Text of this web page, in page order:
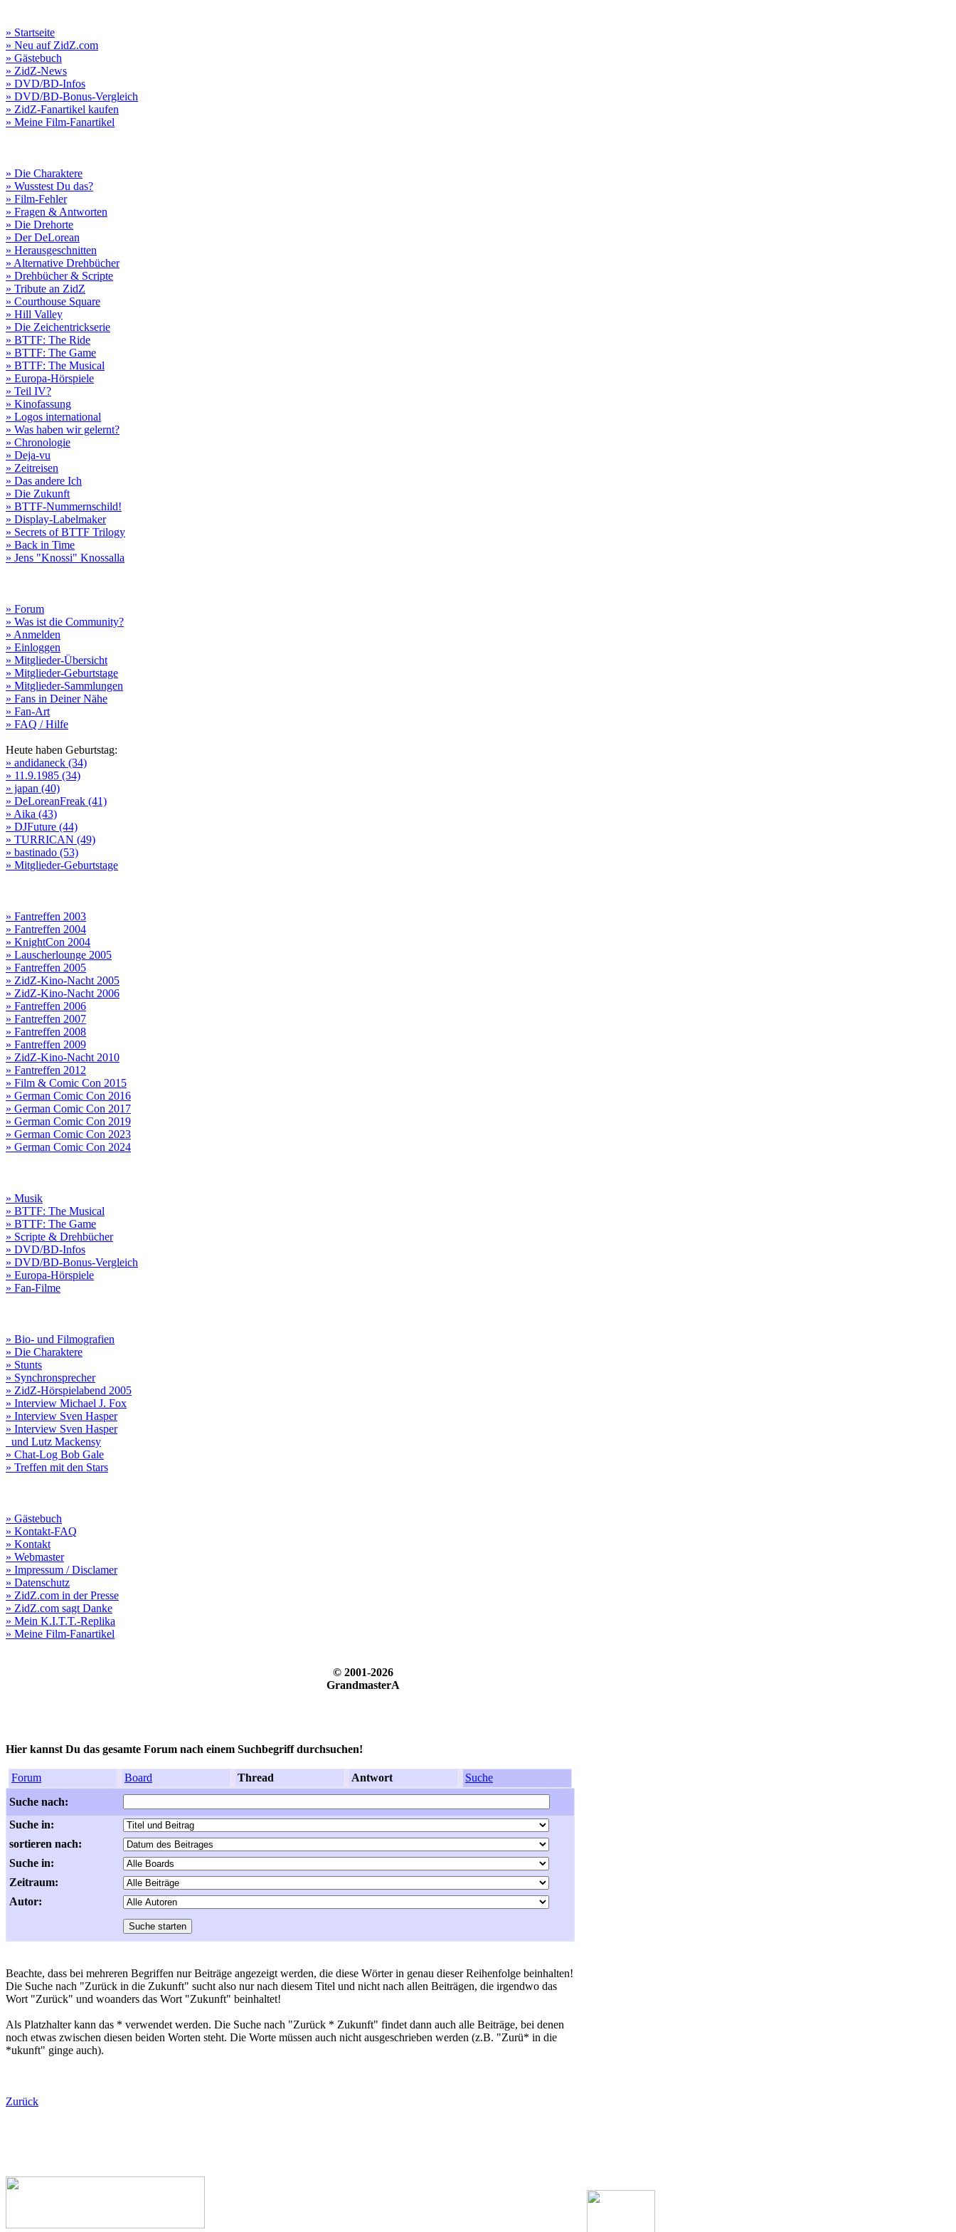
» Startseite
» Neu auf ZidZ.com
» Gästebuch
» ZidZ-News
» DVD/BD-Infos
» DVD/BD-Bonus-Vergleich
» ZidZ-Fanartikel kaufen
» Meine Film-Fanartikel
» Die Charaktere
» Wusstest Du das?
» Film-Fehler
» Fragen & Antworten
» Die Drehorte
» Der DeLorean
» Herausgeschnitten
» Alternative Drehbücher
» Drehbücher & Scripte
» Tribute an ZidZ
» Courthouse Square
» Hill Valley
» Die Zeichentrickserie
» BTTF: The Ride
» BTTF: The Game
» BTTF: The Musical
» Europa-Hörspiele
» Teil IV?
» Kinofassung
» Logos international
» Was haben wir gelernt?
» Chronologie
» Deja-vu
» Zeitreisen
» Das andere Ich
» Die Zukunft
» BTTF-Nummernschild!
» Display-Labelmaker
» Secrets of BTTF Trilogy
» Back in Time
» Jens "Knossi" Knossalla
» Forum
» Was ist die Community?
» Anmelden
» Einloggen
» Mitglieder-Übersicht
» Mitglieder-Geburtstage
» Mitglieder-Sammlungen
» Fans in Deiner Nähe
» Fan-Art
» FAQ / Hilfe
Heute haben Geburtstag:
» andidaneck (34)
» 11.9.1985 (34)
» japan (40)
» DeLoreanFreak (41)
» Aika (43)
» DJFuture (44)
» TURRICAN (49)
» bastinado (53)
» Mitglieder-Geburtstage
» Fantreffen 2003
» Fantreffen 2004
» KnightCon 2004
» Lauscherlounge 2005
» Fantreffen 2005
» ZidZ-Kino-Nacht 2005
» ZidZ-Kino-Nacht 2006
» Fantreffen 2006
» Fantreffen 2007
» Fantreffen 2008
» Fantreffen 2009
» ZidZ-Kino-Nacht 2010
» Fantreffen 2012
» Film & Comic Con 2015
» German Comic Con 2016
» German Comic Con 2017
» German Comic Con 2019
» German Comic Con 2023
» German Comic Con 2024
» Musik
» BTTF: The Musical
» BTTF: The Game
» Scripte & Drehbücher
» DVD/BD-Infos
» DVD/BD-Bonus-Vergleich
» Europa-Hörspiele
» Fan-Filme
» Bio- und Filmografien
» Die Charaktere
» Stunts
» Synchronsprecher
» ZidZ-Hörspielabend 2005
» Interview Michael J. Fox
» Interview Sven Hasper
» Interview Sven Hasper
und Lutz Mackensy
» Chat-Log Bob Gale
» Treffen mit den Stars
» Gästebuch
» Kontakt-FAQ
» Kontakt
» Webmaster
» Impressum / Disclamer
» Datenschutz
» ZidZ.com in der Presse
» ZidZ.com sagt Danke
» Mein K.I.T.T.-Replika
» Meine Film-Fanartikel
© 2001-2026
GrandmasterA
Hier kannst Du das gesamte Forum nach einem Suchbegriff durchsuchen!
Forum Board Thread Antwort
Suche
Suche nach:
Suche in:
sortieren nach:
Suche in:
Zeitraum:
Autor:
Beachte, dass bei mehreren Begriffen nur Beiträge angezeigt werden, die diese Wörter in genau dieser Reihenfolge beinhalten!
Die Suche nach "Zurück in die Zukunft" sucht also nur nach diesem Titel und nicht nach allen Beiträgen, die irgendwo das
Wort "Zurück" und woanders das Wort "Zukunft" beinhaltet!
Als Platzhalter kann das * verwendet werden. Die Suche nach "Zurück * Zukunft" findet dann auch alle Beiträge, bei denen
noch etwas zwischen diesen beiden Worten steht. Die Worte müssen auch nicht ausgeschrieben werden (z.B. "Zurü* in die
*ukunft" ginge auch).
Zurück